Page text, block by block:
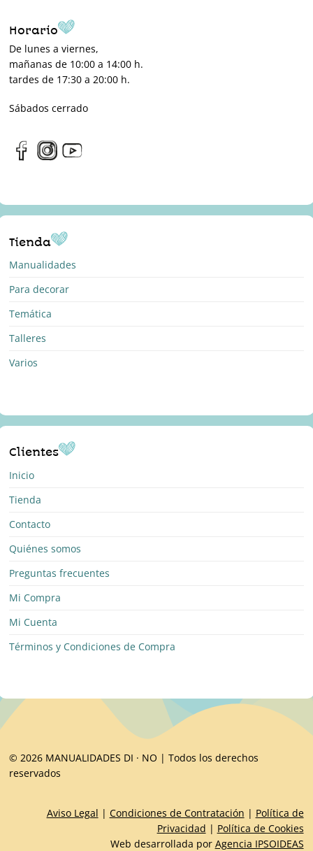
Horario
De lunes a viernes,
mañanas de 10:00 a 14:00 h.
tardes de 17:30 a 20:00 h.
Sábados cerrado
Tienda
Manualidades
Para decorar
Temática
Talleres
Varios
Clientes
Inicio
Tienda
Contacto
Quiénes somos
Preguntas frecuentes
Mi Compra
Mi Cuenta
Términos y Condiciones de Compra
© 2026 MANUALIDADES DI · NO | Todos los derechos
reservados
Aviso Legal | Condiciones de Contratación | Política de
Privacidad | Política de Cookies
Web desarrollada por Agencia IPSOIDEAS